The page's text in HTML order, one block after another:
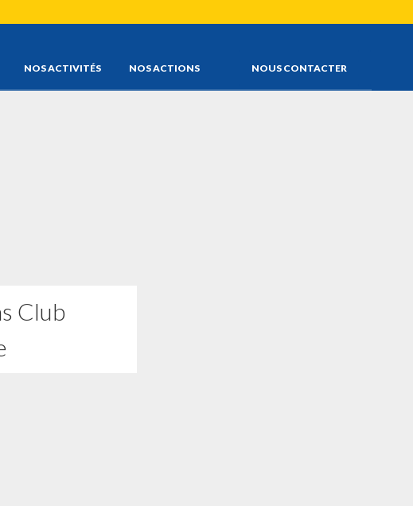
NOS ACTIVITÉS NOS ACTIONS NOUS CONTACTER
Club